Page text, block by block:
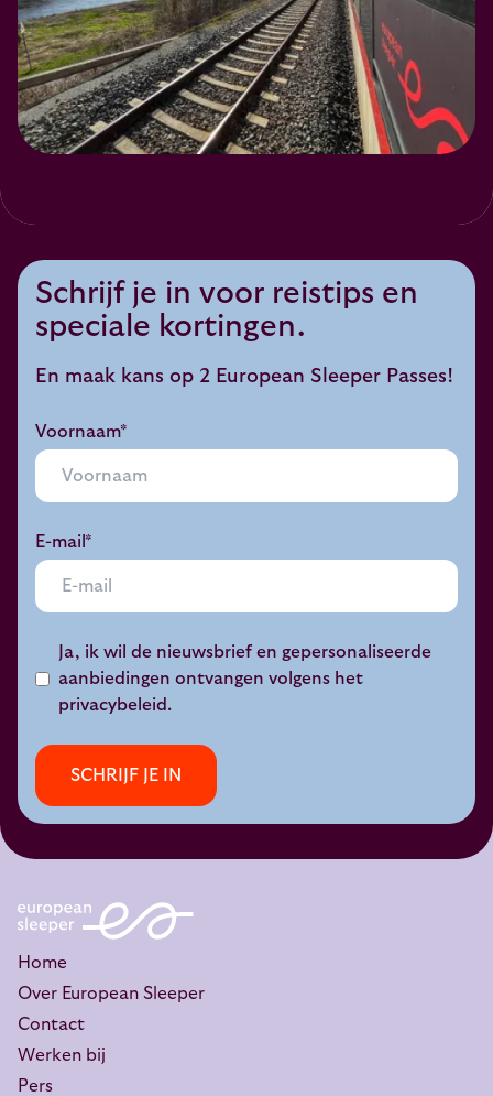
Schrijf je in voor reistips en
speciale kortingen.
En maak kans op 2 European Sleeper Passes!
Voornaam*
E-mail*
Ja, ik wil de nieuwsbrief en gepersonaliseerde
aanbiedingen ontvangen volgens het
privacybeleid .
SCHRIJF JE IN
Home
Over European Sleeper
Contact
Werken bij
Pers